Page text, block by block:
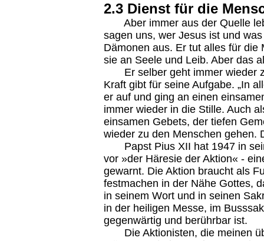
2.3 Dienst für die
Aber immer aus der Quelle
sagen uns, wer Jesus ist und
Dämonen aus. Er tut alles für
sie an Seele und Leib. Aber das
Er selber geht immer wieder
Kraft gibt für seine Aufgabe. „In
er auf und ging an einen
immer wieder in die Stille. Auch
einsamen Gebets, der tiefen
wieder zu den Menschen gehen.
Papst Pius XII hat 1947 in
vor »der Häresie der Aktion« -
gewarnt. Die Aktion braucht als
festmachen in der Nähe Gottes,
in seinem Wort und in seinen
in der heiligen Messe, im
gegenwärtig und berührbar ist.
Die Aktionisten, die meinen